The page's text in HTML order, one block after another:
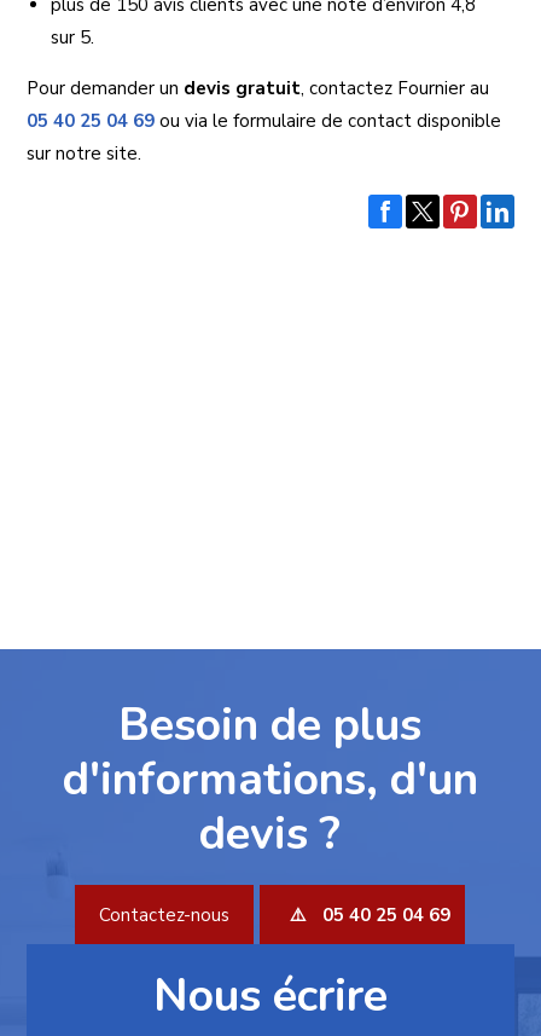
sur 5.
Pour demander un devis gratuit, contactez Fournier au
05 40 25 04 69 ou via le formulaire de contact disponible
sur notre site.
Besoin de plus
d'informations, d'un
devis ?
Contactez-nous 05 40 25 04 69
Nous écrire